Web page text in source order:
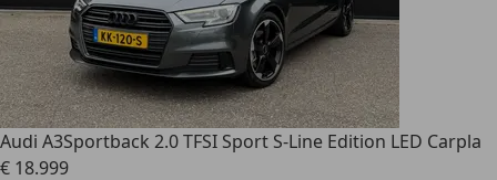
Audi A3Sportback 2.0 TFSI Sport S-Line Edition LED Carpla
€ 18.999